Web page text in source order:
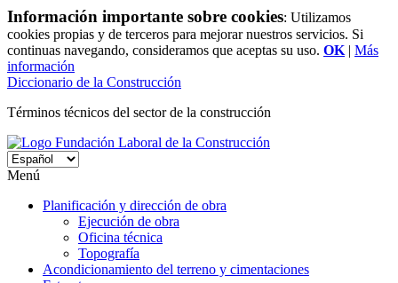
Información importante sobre cookies: Utilizamos
cookies propias y de terceros para mejorar nuestros servicios. Si
continuas navegando, consideramos que aceptas su uso. OK | Más
información
Diccionario de la Construcción
Términos técnicos del sector de la construcción
Menú
Planificación y dirección de obra
Ejecución de obra
Oficina técnica
Topografía
Acondicionamiento del terreno y cimentaciones